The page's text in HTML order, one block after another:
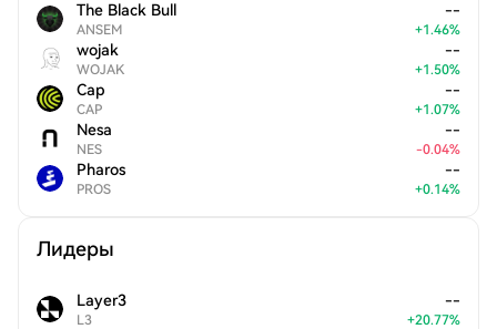
The Black Bull
ANSEM
--
+1.46%
wojak
WOJAK
--
+1.50%
Cap
CAP
--
+1.07%
Nesa
NES
--
-0.04%
Pharos
PROS
--
+0.14%
Лидеры
Layer3
L3
--
+20.77%